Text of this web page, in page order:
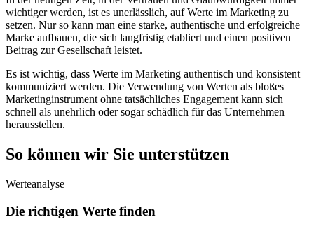
wichtiger werden, ist es unerlässlich, auf Werte im Marketing zu
setzen. Nur so kann man eine starke, authentische und erfolgreiche
Marke aufbauen, die sich langfristig etabliert und einen positiven
Beitrag zur Gesellschaft leistet.
Es ist wichtig, dass Werte im Marketing authentisch und konsistent
kommuniziert werden. Die Verwendung von Werten als bloßes
Marketinginstrument ohne tatsächliches Engagement kann sich
schnell als unehrlich oder sogar schädlich für das Unternehmen
herausstellen.
So können wir Sie unterstützen
Werteanalyse
Die richtigen Werte finden